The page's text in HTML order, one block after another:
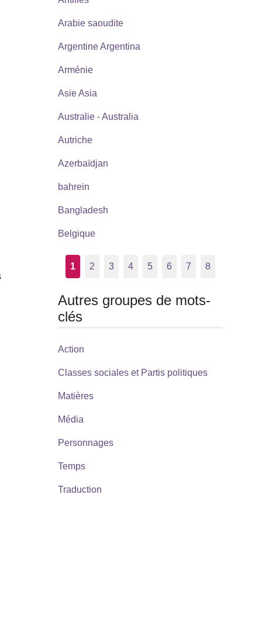
Arabie saoudite
Argentine Argentina
Arménie
Asie Asia
Australie - Australia
Autriche
Azerbaïdjan
bahrein
Bangladesh
Belgique
1 2 3 4 5 6 7 8
Autres groupes de mots-
clés
Action
Classes sociales et Partis politiques
Matières
Média
Personnages
Temps
Traduction